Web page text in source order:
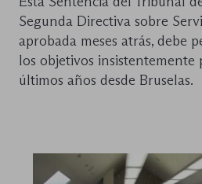
Segunda Directiva sobre
aprobada meses atrás, debe
los objetivos insistentemente
últimos años desde Bruselas.